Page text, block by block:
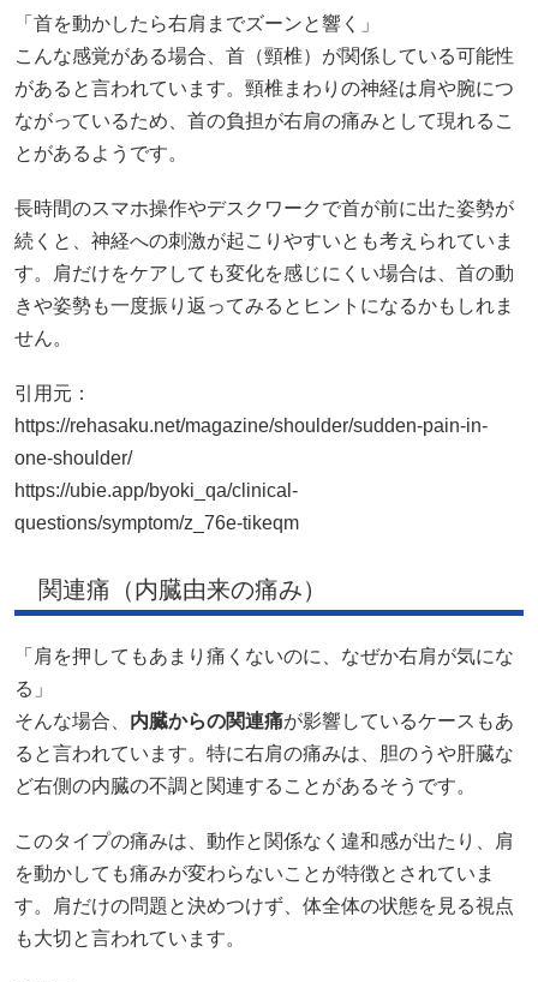
「首を動かしたら右肩までズーンと響く」
こんな感覚がある場合、首（頸椎）が関係している可能性
があると言われています。頸椎まわりの神経は肩や腕につ
ながっているため、首の負担が右肩の痛みとして現れるこ
とがあるようです。
長時間のスマホ操作やデスクワークで首が前に出た姿勢が
続くと、神経への刺激が起こりやすいとも考えられていま
す。肩だけをケアしても変化を感じにくい場合は、首の動
きや姿勢も一度振り返ってみるとヒントになるかもしれま
せん。
引用元：
https://rehasaku.net/magazine/shoulder/sudden-pain-in-
one-shoulder/
https://ubie.app/byoki_qa/clinical-
questions/symptom/z_76e-tikeqm
関連痛（内臓由来の痛み）
「肩を押してもあまり痛くないのに、なぜか右肩が気にな
る」
そんな場合、 内臓からの関連痛が影響しているケースもあ
ると言われています。特に右肩の痛みは、胆のうや肝臓な
ど右側の内臓の不調と関連することがあるそうです。
このタイプの痛みは、動作と関係なく違和感が出たり、肩
を動かしても痛みが変わらないことが特徴とされていま
す。肩だけの問題と決めつけず、体全体の状態を見る視点
も大切と言われています。